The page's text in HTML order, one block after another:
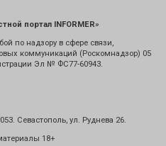
портал INFORMER»
по надзору в сфере связи,
коммуникаций (Роскомнадзор) 05
Эл № ФС77-60943.
Севастополь, ул. Руднева 26.
18+